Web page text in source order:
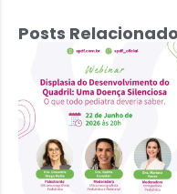
Posts